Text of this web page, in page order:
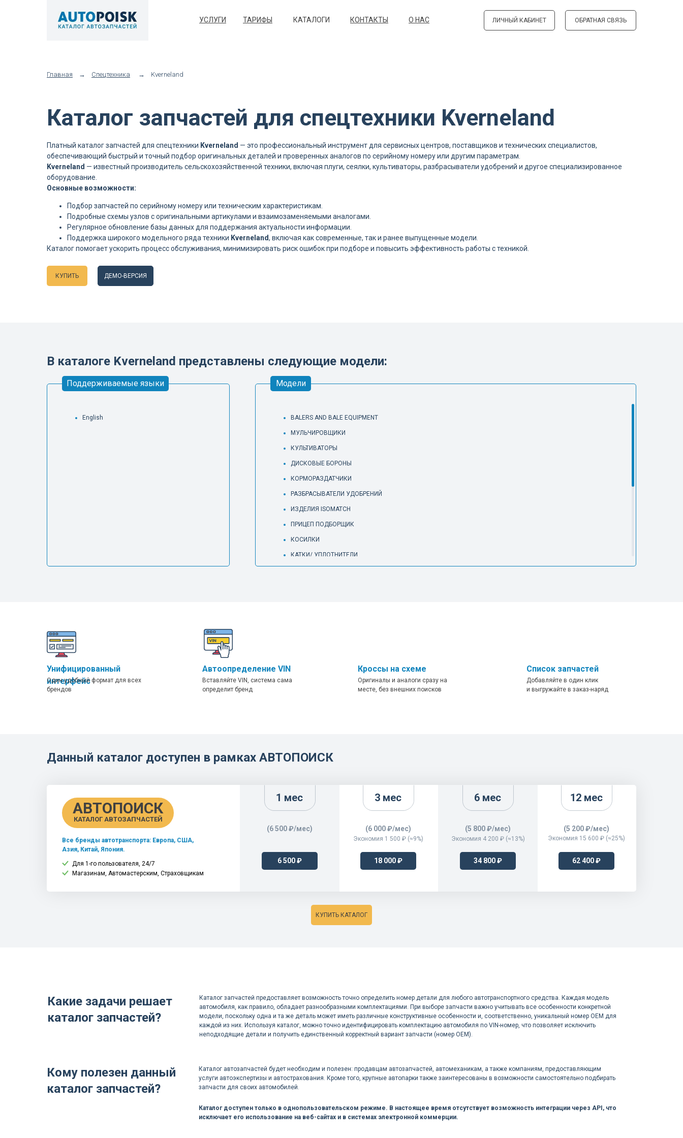
О НАС
КОНТАКТЫ
КАТАЛОГИ
ТАРИФЫ
УСЛУГИ ОБРАТНАЯ СВЯЗЬ
ЛИЧНЫЙ КАБИНЕТ
Главная Спецтехника
→ → Kverneland
КУПИТЬ ДЕМО-ВЕРСИЯ
Платный каталог запчастей для спецтехники Kverneland — это профессиональный инструмент для сервисных центров, поставщиков и технических специалистов,
обеспечивающий быстрый и точный подбор оригинальных деталей и проверенных аналогов по серийному номеру или другим параметрам.
Kverneland — известный производитель сельскохозяйственной техники, включая плуги, сеялки, культиваторы, разбрасыватели удобрений и другое специализированное
оборудование.
Основные возможности:
Подбор запчастей по серийному номеру или техническим характеристикам.
Подробные схемы узлов с оригинальными артикулами и взаимозаменяемыми аналогами.
Регулярное обновление базы данных для поддержания актуальности информации.
Поддержка широкого модельного ряда техники Kverneland, включая как современные, так и ранее выпущенные модели.
Каталог помогает ускорить процесс обслуживания, минимизировать риск ошибок при подборе и повысить эффективность работы с техникой.
Каталог запчастей для спецтехники Kverneland
В каталоге Kverneland представлены следующие модели:
English BALERS AND BALE EQUIPMENT
МУЛЬЧИРОВЩИКИ
КУЛЬТИВАТОРЫ
ДИСКОВЫЕ БОРОНЫ
КОРМОРАЗДАТЧИКИ
РАЗБРАСЫВАТЕЛИ УДОБРЕНИЙ
ИЗДЕЛИЯ ISOMATCH
ПРИЦЕП ПОДБОРЩИК
КОСИЛКИ
КАТКИ/ УПЛОТНИТЕЛИ
Модели
Поддерживаемые языки
Список запчастей
Добавляйте в один клик
и выгружайте в заказ-наряд
Кроссы на схеме
Оригиналы и аналоги сразу на
месте, без внешних поисков
Автоопределение VIN
Вставляйте VIN, система сама
определит бренд
Унифицированный
интерфейс
Один удобный формат для всех
брендов
Данный каталог доступен в рамках АВТОПОИСК
КАТАЛОГ АВТОЗАПЧАСТЕЙ
АВТОПОИСК
(6 500 ₽/мес)
6 500 ₽
(5 200 ₽/мес)
Экономия 15 600 ₽ (≈25%)
62 400 ₽
34 800 ₽
Экономия 4 200 ₽ (≈13%)
(5 800 ₽/мес)
Экономия 1 500 ₽ (≈9%)
(6 000 ₽/мес)
18 000 ₽
Все бренды автотранспорта: Европа, США,
Азия, Китай, Япония.
Магазинам, Автомастерским, Страховщикам
Для 1-го пользователя, 24/7
1 мес 12 мес
6 мес
КУПИТЬ КАТАЛОГ
3 мес
Кому полезен данный
каталог запчастей?
Каталог доступен только в однопользовательском режиме. В настоящее время отсутствует возможность интеграции через API, что
исключает его использование на веб-сайтах и в системах электронной коммерции.
Каталог автозапчастей будет необходим и полезен: продавцам автозапчастей, автомеханикам, а также компаниям, предоставляющим
услуги автоэкспертизы и автострахования. Кроме того, крупные автопарки также заинтересованы в возможности самостоятельно подбирать
запчасти для своих автомобилей.
Какие задачи решает
каталог запчастей?
Каталог запчастей предоставляет возможность точно определить номер детали для любого автотранспортного средства. Каждая модель
автомобиля, как правило, обладает разнообразными комплектациями. При выборе запчасти важно учитывать все особенности конкретной
модели, поскольку одна и та же деталь может иметь различные конструктивные особенности и, соответственно, уникальный номер OEM для
каждой из них. Используя каталог, можно точно идентифицировать комплектацию автомобиля по VIN-номер, что позволяет исключить
неподходящие детали и получить единственный корректный вариант запчасти (номер OEM).